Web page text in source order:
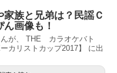
族と兄弟は？民謡Ｃ
画像も！
が、 THE カラオケバト
カリストカップ2017】 に出